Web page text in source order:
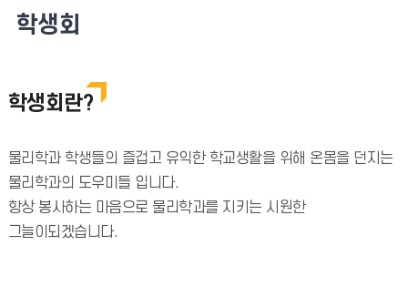
학생회
학생회란?
물리학과 학생들의 즐겁고 유익한 학교생활을 위해 온몸을 던지는
물리학과의 도우미들 입니다.
항상 봉사하는 마음으로 물리학과를 지키는 시원한
그늘이되겠습니다.